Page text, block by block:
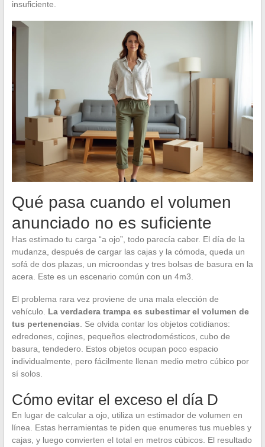
insuficiente.
Qué pasa cuando el volumen
anunciado no es suficiente
Has estimado tu carga “a ojo”, todo parecía caber. El día de la
mudanza, después de cargar las cajas y la cómoda, queda un
sofá de dos plazas, un microondas y tres bolsas de basura en la
acera. Este es un escenario común con un 4m3.
El problema rara vez proviene de una mala elección de
vehículo. La verdadera trampa es subestimar el volumen de
tus pertenencias . Se olvida contar los objetos cotidianos:
edredones, cojines, pequeños electrodomésticos, cubo de
basura, tendedero. Estos objetos ocupan poco espacio
individualmente, pero fácilmente llenan medio metro cúbico por
sí solos.
Cómo evitar el exceso el día D
En lugar de calcular a ojo, utiliza un estimador de volumen en
línea. Estas herramientas te piden que enumeres tus muebles y
cajas, y luego convierten el total en metros cúbicos. El resultado